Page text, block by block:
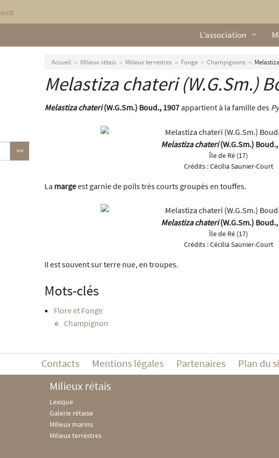
L’association
Qui sommes nous ?
Nos missions
Nos statuts
Le Conseil
Nos partenaires
Accueil Milieux rétais Milieux terrestres Fonge Champignons
Melastiza chateri(W.G.Sm.)
Melastiza chateri(W.G.Sm.) Boud., 1907 appartient à la famille des
Melastiza chateri(W.G.Sm.)
Île de Ré (17)
Crédits :Cécilia Saunier-Court
La margeest garnie de poils très courts groupés en touffes.
Melastiza chateri(W.G.Sm.)
Île de Ré (17)
Crédits :Cécilia Saunier-Court
Il est souvent sur terre nue, en troupes.
Mots-clés
Flore et Fonge
Champignon
Contacts Mentions légales Partenaires Plan du
Milieux rétais
Lexique
Galerie rétaise
Milieux marins
Milieux terrestres